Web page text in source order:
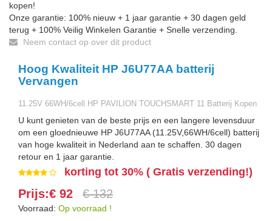
kopen!
Onze garantie: 100% nieuw + 1 jaar garantie + 30 dagen geld
terug + 100% Veilig Winkelen Garantie + Snelle verzending.
Neem contact op over dit product
Hoog Kwaliteit HP J6U77AA batterij
Vervangen
11.25V 66WH/6cell HP PAVILION TOUCHSMART 11 Batterij Kopen
U kunt genieten van de beste prijs en een langere levensduur
om een gloednieuwe HP J6U77AA (11.25V,66WH/6cell) batterij
van hoge kwaliteit in Nederland aan te schaffen. 30 dagen
retour en 1 jaar garantie.
korting tot 30% ( Gratis verzending!)
Prijs:€ 92 € 132
Voorraad: Op voorraad !